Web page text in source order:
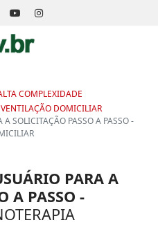
COMPLEXIDADE
DOMICILIAR
SOLICITAÇÃO PASSO A PASSO -
PARA A
A PASSO -